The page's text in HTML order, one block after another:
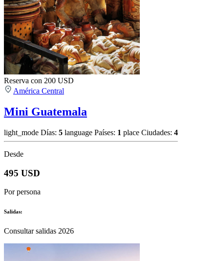
Reserva con 200 USD
América Central
Mini Guatemala
light_mode Días: 5 language Países: 1 place Ciudades: 4
Desde
495 USD
Por persona
Salidas:
Consultar salidas 2026